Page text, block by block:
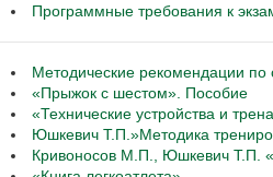
Программные требования к
Методические рекомендации
«Прыжок с шестом». Пособие
«Технические устройства и
Юшкевич Т.П.»Методика
Кривоносов М.П., Юшкевич Т.П.